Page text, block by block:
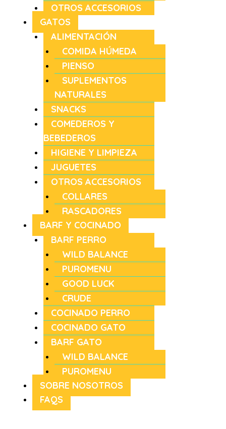
OTROS ACCESORIOS
GATOS
ALIMENTACIÓN
COMIDA HÚMEDA
PIENSO
SUPLEMENTOS
NATURALES
SNACKS
COMEDEROS Y
BEBEDEROS
HIGIENE Y LIMPIEZA
JUGUETES
OTROS ACCESORIOS
COLLARES
RASCADORES
BARF Y COCINADO
BARF PERRO
WILD BALANCE
PUROMENU
GOOD LUCK
CRUDE
COCINADO PERRO
COCINADO GATO
BARF GATO
WILD BALANCE
PUROMENU
SOBRE NOSOTROS
FAQS